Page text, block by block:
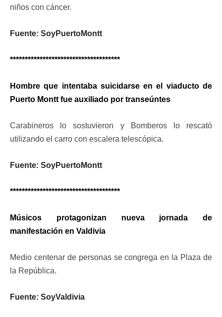
niños con cáncer.
Fuente: SoyPuertoMontt
*************************************
Hombre que intentaba suicidarse en el viaducto de
Puerto Montt fue auxiliado por transeúntes
Carabineros lo sostuvieron y Bomberos lo rescató
utilizando el carro con escalera telescópica.
Fuente: SoyPuertoMontt
*************************************
Músicos protagonizan nueva jornada de
manifestación en Valdivia
Medio centenar de personas se congrega en la Plaza de
la República.
Fuente: SoyValdivia